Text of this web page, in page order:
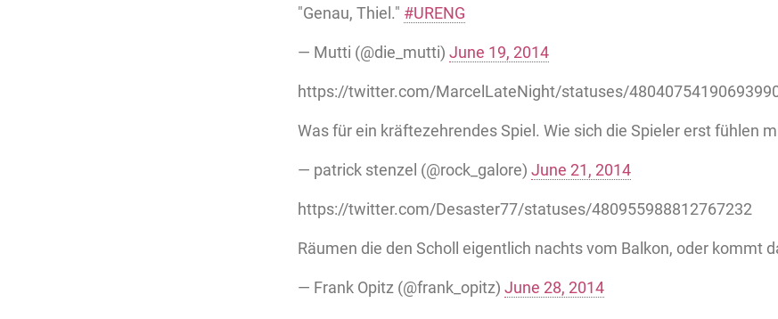
"Genau, Thiel." #URENG
— Mutti (@die_mutti) June 19, 2014
https://twitter.com/MarcelLateNight/statuses/
Was für ein kräftezehrendes Spiel. Wie sich die Spieler erst fühlen
— patrick stenzel (@rock_galore) June 21, 2014
https://twitter.com/Desaster77/statuses/480955988812767232
Räumen die den Scholl eigentlich nachts vom Balkon, oder kommt
— Frank Opitz (@frank_opitz) June 28, 2014